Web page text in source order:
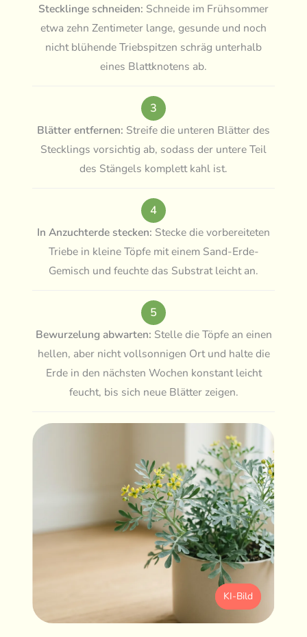
Stecklinge schneiden: Schneide im Frühsommer
etwa zehn Zentimeter lange, gesunde und noch
nicht blühende Triebspitzen schräg unterhalb
eines Blattknotens ab.
3
Blätter entfernen: Streife die unteren Blätter des
Stecklings vorsichtig ab, sodass der untere Teil
des Stängels komplett kahl ist.
4
In Anzuchterde stecken: Stecke die vorbereiteten
Triebe in kleine Töpfe mit einem Sand-Erde-
Gemisch und feuchte das Substrat leicht an.
5
Bewurzelung abwarten: Stelle die Töpfe an einen
hellen, aber nicht vollsonnigen Ort und halte die
Erde in den nächsten Wochen konstant leicht
feucht, bis sich neue Blätter zeigen.
KI-Bild